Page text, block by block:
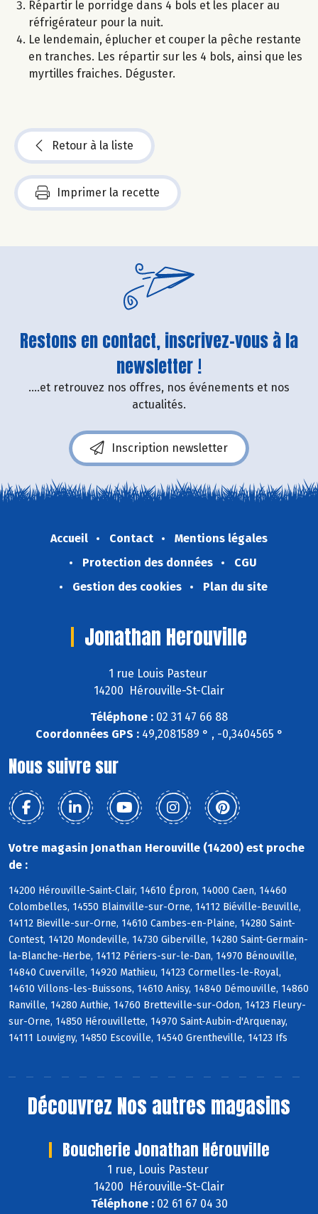
Répartir le porridge dans 4 bols et les placer au
réfrigérateur pour la nuit.
Le lendemain, éplucher et couper la pêche restante
en tranches. Les répartir sur les 4 bols, ainsi que les
myrtilles fraiches. Déguster.
Retour à la liste
Imprimer la recette
Restons en contact, inscrivez-vous à la
newsletter !
....et retrouvez nos offres, nos événements et nos
actualités.
Inscription newsletter
Accueil Contact
Mentions légales
Protection des données
CGU
Gestion des cookies
Plan du site
Jonathan Herouville
1 rue Louis Pasteur
14200 Hérouville-St-Clair
Téléphone : 02 31 47 66 88
Coordonnées GPS :49,2081589 ° , -0,3404565 °
Nous suivre sur
Votre magasin Jonathan Herouville (14200) est proche
de :
14200 Hérouville-Saint-Clair, 14610 Épron, 14000 Caen, 14460
Colombelles, 14550 Blainville-sur-Orne, 14112 Biéville-Beuville,
14112 Bieville-sur-Orne, 14610 Cambes-en-Plaine, 14280 Saint-
Contest, 14120 Mondeville, 14730 Giberville, 14280 Saint-Germain-
la-Blanche-Herbe, 14112 Périers-sur-le-Dan, 14970 Bénouville,
14840 Cuverville, 14920 Mathieu, 14123 Cormelles-le-Royal,
14610 Villons-les-Buissons, 14610 Anisy, 14840 Démouville, 14860
Ranville, 14280 Authie, 14760 Bretteville-sur-Odon, 14123 Fleury-
sur-Orne, 14850 Hérouvillette, 14970 Saint-Aubin-d'Arquenay,
14111 Louvigny, 14850 Escoville, 14540 Grentheville, 14123 Ifs
Découvrez Nos autres magasins
Boucherie Jonathan Hérouville
1 rue, Louis Pasteur
14200 Hérouville-St-Clair
Téléphone :02 61 67 04 30